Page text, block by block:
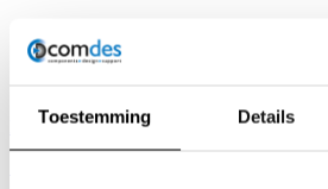
Toestemming Details
Download PDF